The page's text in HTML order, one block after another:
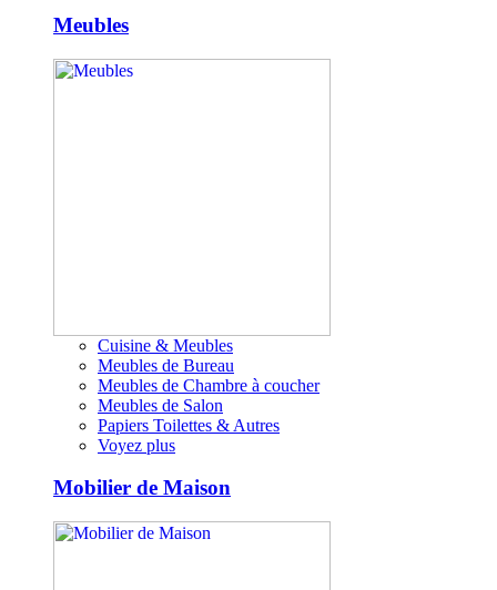
Meubles
Cuisine & Meubles
Meubles de Bureau
Meubles de Chambre à coucher
Meubles de Salon
Papiers Toilettes & Autres
Voyez plus
Mobilier de Maison